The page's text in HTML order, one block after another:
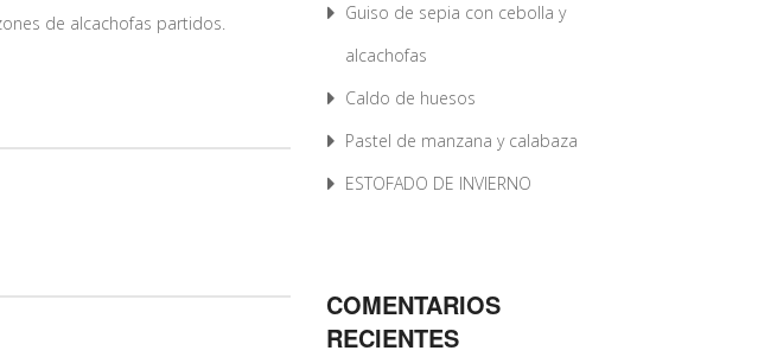
de alcachofas partidos.
Guiso de sepia con cebolla y
alcachofas
Caldo de huesos
Pastel de manzana y calabaza
ESTOFADO DE INVIERNO
COMENTARIOS
RECIENTES